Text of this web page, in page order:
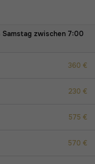
Samstag zwischen 7:00
360 €
230 €
575 €
570 €